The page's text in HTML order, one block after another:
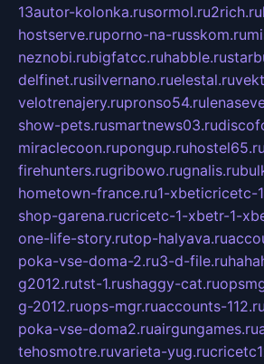
13autor-kolonka.rusormol.ru2rich.ru
hostserve.ruporno-na-russkom.ru
neznobi.rubigfatcc.ruhabble.ru
delfinet.rusilvernano.ruelestal.ru
velotrenajery.rupronso54.ru
show-pets.rusmartnews03.ru
miraclecoon.rupongup.ruhostel65.ru
firehunters.rugribowo.rugnalis.ru
hometown-france.ru1-xbeticricetc-
shop-garena.rucricetc-1-xbetr-1-
one-life-story.rutop-halyava.ru
poka-vse-doma-2.ru3-d-file.ru
g2012.rutst-1.rushaggy-cat.ru
g-2012.ruops-mgr.ruaccounts-112.ru
poka-vse-doma2.ruairgungames.ru
tehosmotre.ruvarieta-yug.ru